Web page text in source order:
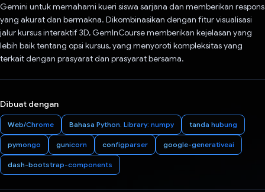
Gemini untuk memahami kueri siswa sarjana dan memberikan respons
yang akurat dan bermakna. Dikombinasikan dengan fitur visualisasi
jalur kursus interaktif 3D, GemInCourse memberikan kejelasan yang
lebih baik tentang opsi kursus, yang menyoroti kompleksitas yang
terkait dengan prasyarat dan prasyarat bersama.
Dibuat dengan
Web/Chrome Bahasa Python. Library: numpy tanda hubung
pymongo gunicorn configparser google-generativeai
dash-bootstrap-components